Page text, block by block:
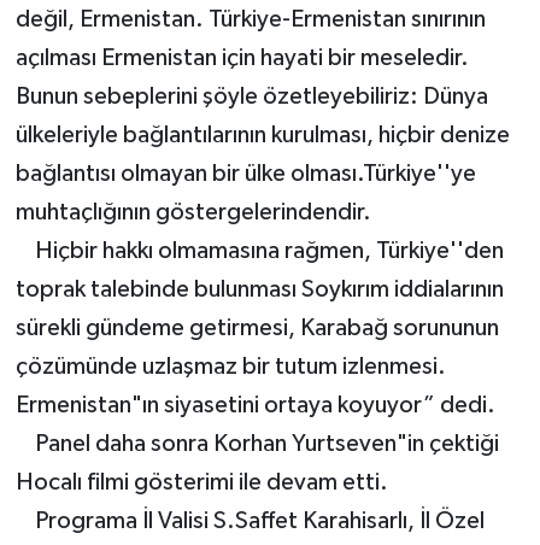
değil, Ermenistan. Türkiye-Ermenistan sınırının
açılması Ermenistan için hayati bir meseledir.
Bunun sebeplerini şöyle özetleyebiliriz: Dünya
ülkeleriyle bağlantılarının kurulması, hiçbir denize
bağlantısı olmayan bir ülke olması.Türkiye''ye
muhtaçlığının göstergelerindendir.
Hiçbir hakkı olmamasına rağmen, Türkiye''den
toprak talebinde bulunması Soykırım iddialarının
sürekli gündeme getirmesi, Karabağ sorununun
çözümünde uzlaşmaz bir tutum izlenmesi.
Ermenistan"ın siyasetini ortaya koyuyor” dedi.
Panel daha sonra Korhan Yurtseven"in çektiği
Hocalı filmi gösterimi ile devam etti.
Programa İl Valisi S.Saffet Karahisarlı, İl Özel